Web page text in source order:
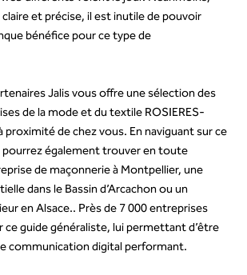
et précise, il est inutile de pouvoir
bénéfice pour ce type de
Jalis vous offre une sélection des
de la mode et du textile ROSIERES-
proximité de chez vous. En naviguant sur ce
également trouver en toute
de maçonnerie à Montpellier, une
dans le Bassin d’Arcachon ou un
en Alsace.. Près de 7 000 entreprises
guide généraliste, lui permettant d’être
communication digital performant.